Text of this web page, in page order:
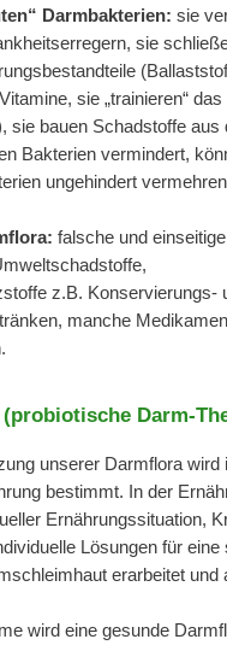
Darmbakterien: sie
sie
sie „trainieren“
sie bauen Schadstoffe aus
Bakterien vermindert,
ungehindert
falsche und
z.B. Konservierungs-
manche
Darm-
unserer Darmflora wird
bestimmt. In der
Ernährungssituation,
Lösungen für eine
erarbeitet und
wird eine gesunde